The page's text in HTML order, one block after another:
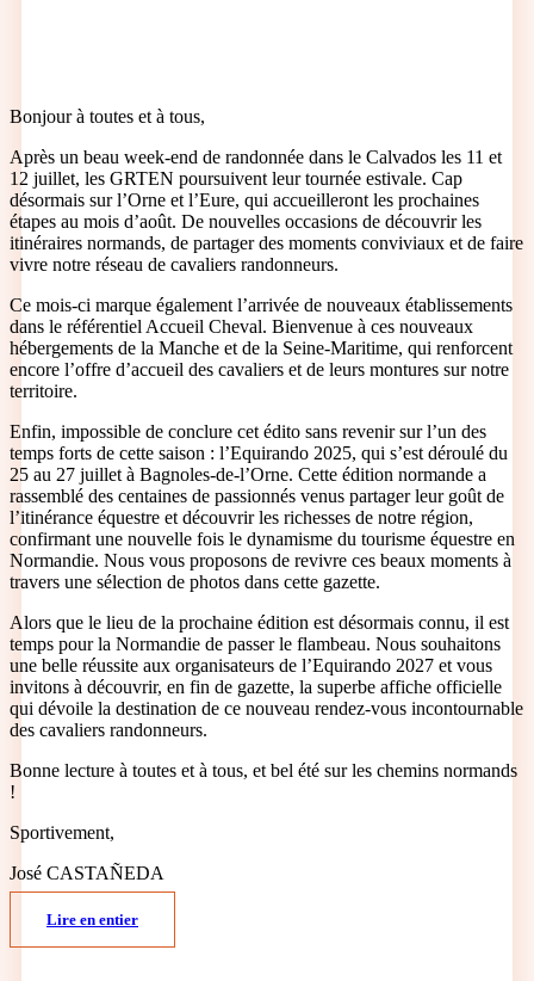
Bonjour à toutes et à tous,
Après un beau week-end de randonnée dans le Calvados les 11 et
12 juillet, les GRTEN poursuivent leur tournée estivale. Cap
désormais sur l’Orne et l’Eure, qui accueilleront les prochaines
étapes au mois d’août. De nouvelles occasions de découvrir les
itinéraires normands, de partager des moments conviviaux et de faire
vivre notre réseau de cavaliers randonneurs.
Ce mois-ci marque également l’arrivée de nouveaux établissements
dans le référentiel Accueil Cheval. Bienvenue à ces nouveaux
hébergements de la Manche et de la Seine-Maritime, qui renforcent
encore l’offre d’accueil des cavaliers et de leurs montures sur notre
territoire.
Enfin, impossible de conclure cet édito sans revenir sur l’un des
temps forts de cette saison : l’Equirando 2025, qui s’est déroulé du
25 au 27 juillet à Bagnoles-de-l’Orne. Cette édition normande a
rassemblé des centaines de passionnés venus partager leur goût de
l’itinérance équestre et découvrir les richesses de notre région,
confirmant une nouvelle fois le dynamisme du tourisme équestre en
Normandie. Nous vous proposons de revivre ces beaux moments à
travers une sélection de photos dans cette gazette.
Alors que le lieu de la prochaine édition est désormais connu, il est
temps pour la Normandie de passer le flambeau. Nous souhaitons
une belle réussite aux organisateurs de l’Equirando 2027 et vous
invitons à découvrir, en fin de gazette, la superbe affiche officielle
qui dévoile la destination de ce nouveau rendez-vous incontournable
des cavaliers randonneurs.
Bonne lecture à toutes et à tous, et bel été sur les chemins normands
!
Sportivement,
José CASTAÑEDA
Lire en entier